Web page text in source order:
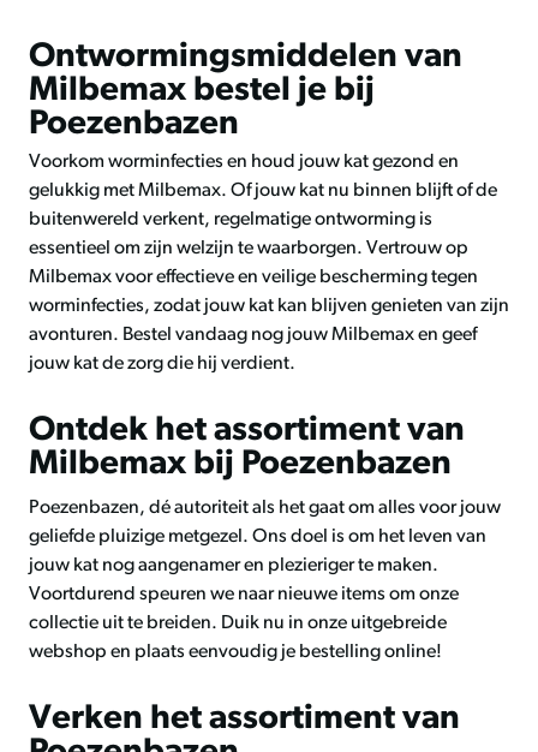
Ontwormingsmiddelen van
Milbemax bestel je bij
Poezenbazen
Voorkom worminfecties en houd jouw kat gezond en
gelukkig met Milbemax. Of jouw kat nu binnen blijft of de
buitenwereld verkent, regelmatige ontworming is
essentieel om zijn welzijn te waarborgen. Vertrouw op
Milbemax voor effectieve en veilige bescherming tegen
worminfecties, zodat jouw kat kan blijven genieten van zijn
avonturen. Bestel vandaag nog jouw Milbemax en geef
jouw kat de zorg die hij verdient.
Ontdek het assortiment van
Milbemax bij Poezenbazen
Poezenbazen, dé autoriteit als het gaat om alles voor jouw
geliefde pluizige metgezel. Ons doel is om het leven van
jouw kat nog aangenamer en plezieriger te maken.
Voortdurend speuren we naar nieuwe items om onze
collectie uit te breiden. Duik nu in onze uitgebreide
webshop en plaats eenvoudig je bestelling online!
Verken het assortiment van